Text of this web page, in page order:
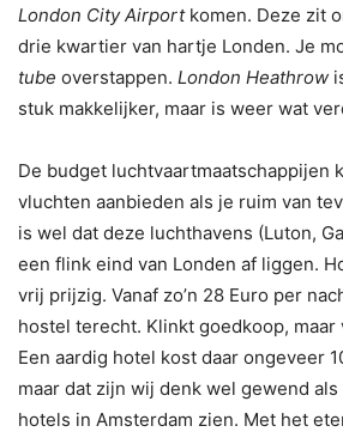
London City Airportkomen. Deze zit
drie kwartier van hartje Londen. Je
tube overstappen. London Heathrow
stuk makkelijker, maar is weer wat
De budget luchtvaartmaatschappijen
vluchten aanbieden als je ruim van
is wel dat deze luchthavens (Luton,
een flink eind van Londen af liggen.
vrij prijzig. Vanaf zo’n 28 Euro per
hostel terecht. Klinkt goedkoop,
Een aardig hotel kost daar ongeveer
maar dat zijn wij denk wel gewend
hotels in Amsterdam zien. Met het